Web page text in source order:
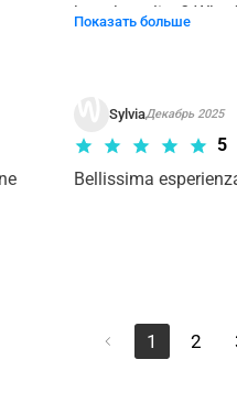
bought online?
Показать больше
SylviaДекабрь 2025
5
Bellissima
1 2